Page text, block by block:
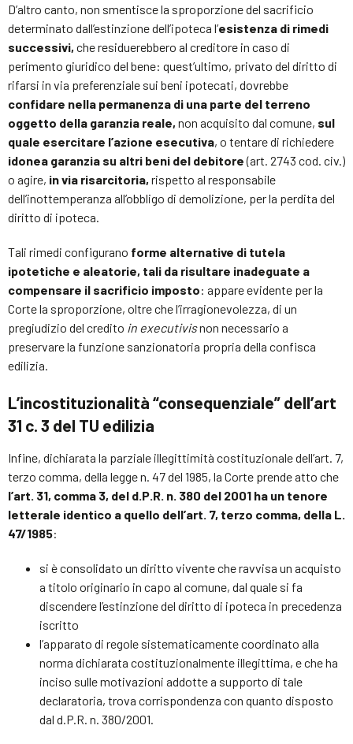
D’altro canto, non smentisce la sproporzione del sacrificio
determinato dall’estinzione dell’ipoteca l’esistenza di rimedi
successivi, che residuerebbero al creditore in caso di
perimento giuridico del bene: quest’ultimo, privato del diritto di
rifarsi in via preferenziale sui beni ipotecati, dovrebbe
confidare nella permanenza di una parte del terreno
oggetto della garanzia reale, non acquisito dal comune, sul
quale esercitare l’azione esecutiva, o tentare di richiedere
idonea garanzia su altri beni del debitore(art. 2743 cod. civ.)
o agire, in via risarcitoria, rispetto al responsabile
dell’inottemperanza all’obbligo di demolizione, per la perdita del
diritto di ipoteca.
Tali rimedi configurano forme alternative di tutela
ipotetiche e aleatorie, tali da risultare inadeguate a
compensare il sacrificio imposto: appare evidente per la
Corte la sproporzione, oltre che l’irragionevolezza, di un
pregiudizio del credito in executivisnon necessario a
preservare la funzione sanzionatoria propria della confisca
edilizia.
L’incostituzionalità “consequenziale” dell’art
31 c. 3 del TU edilizia
Infine, dichiarata la parziale illegittimità costituzionale dell’art. 7,
terzo comma, della legge n. 47 del 1985, la Corte prende atto che
l’art. 31, comma 3, del d.P.R. n. 380 del 2001 ha un tenore
letterale identico a quello dell’art. 7, terzo comma, della L.
47/1985:
si è consolidato un diritto vivente che ravvisa un acquisto
a titolo originario in capo al comune, dal quale si fa
discendere l’estinzione del diritto di ipoteca in precedenza
iscritto
l’apparato di regole sistematicamente coordinato alla
norma dichiarata costituzionalmente illegittima, e che ha
inciso sulle motivazioni addotte a supporto di tale
declaratoria, trova corrispondenza con quanto disposto
dal d.P.R. n. 380/2001.